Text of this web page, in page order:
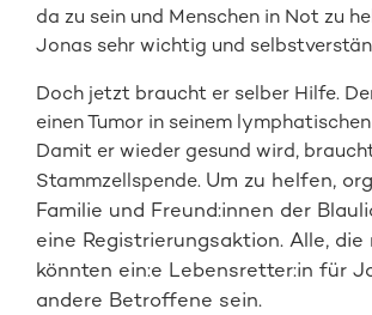
da zu sein und Menschen in Not zu
Jonas sehr wichtig und
Doch jetzt braucht er selber Hilfe.
einen Tumor in seinem
Damit er wieder gesund wird,
Stammzellspende. Um zu helfen,
Familie und Freund:innen der
eine Registrierungsaktion. Alle,
könnten ein:e Lebensretter:in für
andere Betroffene sein.